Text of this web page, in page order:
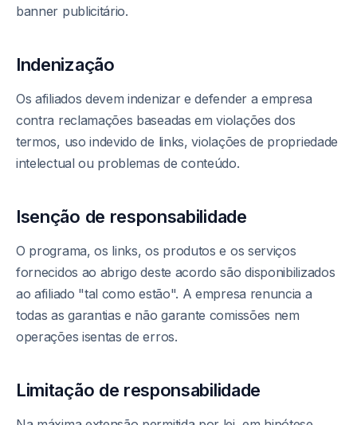
banner publicitário.
Indenização
Os afiliados devem indenizar e defender a empresa
contra reclamações baseadas em violações dos
termos, uso indevido de links, violações de propriedade
intelectual ou problemas de conteúdo.
Isenção de responsabilidade
O programa, os links, os produtos e os serviços
fornecidos ao abrigo deste acordo são disponibilizados
ao afiliado "tal como estão". A empresa renuncia a
todas as garantias e não garante comissões nem
operações isentas de erros.
Limitação de responsabilidade